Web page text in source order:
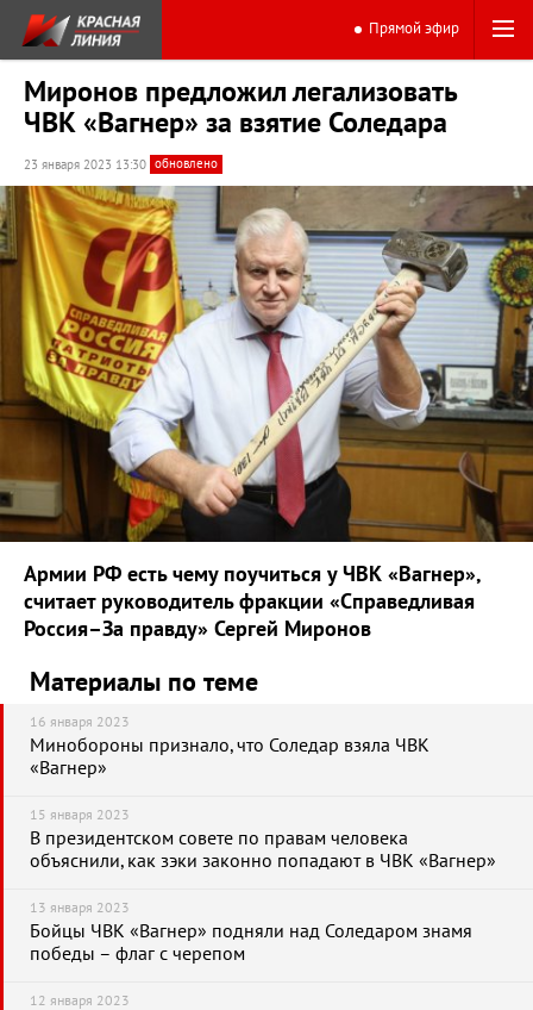
Прямой эфир
Миронов предложил легализовать
ЧВК «Вагнер» за взятие Соледара
23 января 2023 13:30 обновлено
Армии РФ есть чему поучиться у ЧВК «Вагнер»,
считает руководитель фракции «Справедливая
Россия–За правду» Сергей Миронов
Материалы по теме
16 января 2023
Минобороны признало, что Соледар взяла ЧВК
«Вагнер»
15 января 2023
В президентском совете по правам человека
объяснили, как зэки законно попадают в ЧВК «Вагнер»
13 января 2023
Бойцы ЧВК «Вагнер» подняли над Соледаром знамя
победы – флаг с черепом
12 января 2023